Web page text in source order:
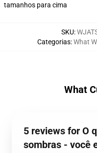
tamanhos para cima
SKU:
Categorias:What
What
5 reviews for O
sombras - você